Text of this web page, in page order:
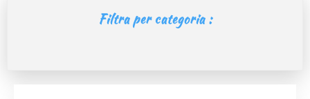
Filtra per categoria :